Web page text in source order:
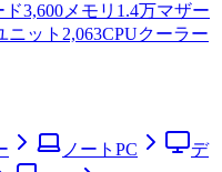
ド3,600メモリ 1.4万マザー
ニット 2,063CPUクーラー
ノートPC
デ